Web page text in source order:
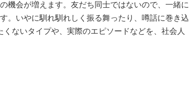
機会が増えます。友だち同士ではないので、一緒に
。いやに馴れ馴れしく振る舞ったり、噂話に巻き込
ないタイプや、実際のエピソードなどを、社会人